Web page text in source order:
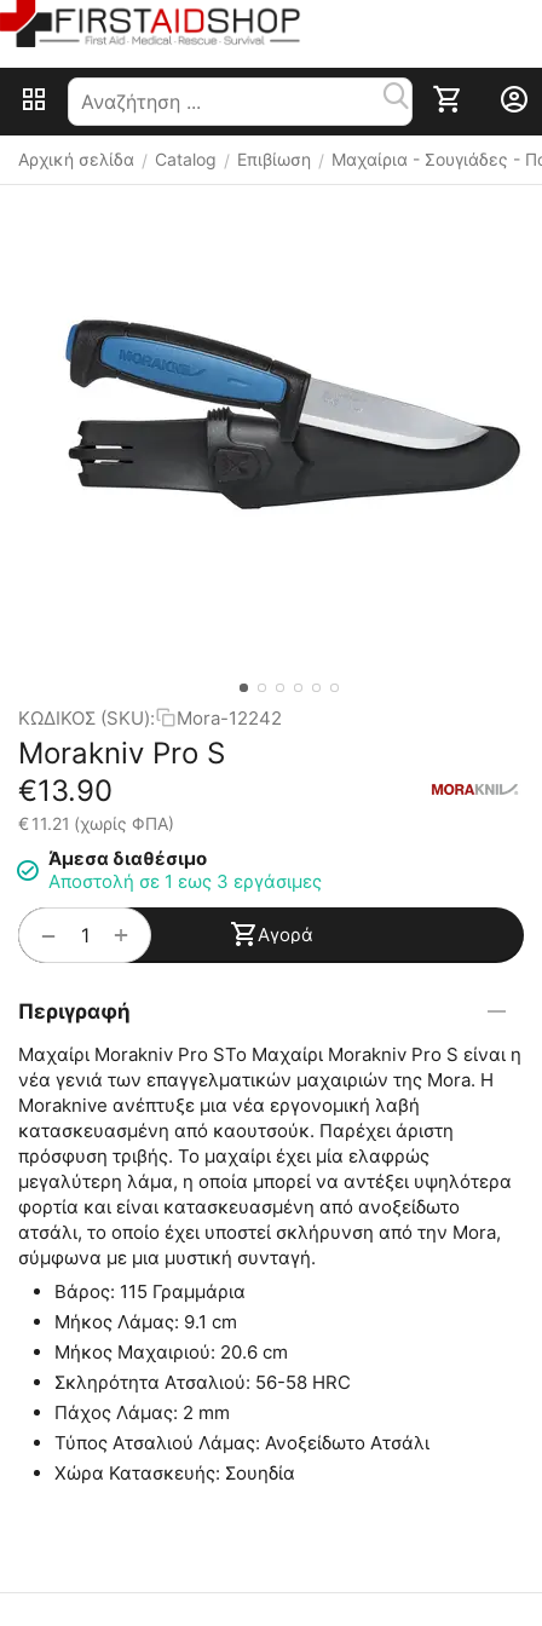
Αρχική σελίδα / Catalog / Επιβίωση / Μαχαίρια - Σουγιάδες -
ΚΩΔΙΚΟΣ (SKU): Mora-12242
Morakniv Pro S
€13.90
€11.21 (χωρίς ΦΠΑ)
Άμεσα διαθέσιμο
Αποστολή σε 1 εως 3 εργάσιμες
+
− Αγορά
Περιγραφή
Μαχαίρι Morakniv Pro SΤο Μαχαίρι Morakniv Pro S είναι η
νέα γενιά των επαγγελματικών μαχαιριών της Mora. Η
Moraknive ανέπτυξε μια νέα εργονομική λαβή
κατασκευασμένη από καουτσούκ. Παρέχει άριστη
πρόσφυση τριβής. Το μαχαίρι έχει μία ελαφρώς
μεγαλύτερη λάμα, η οποία μπορεί να αντέξει υψηλότερα
φορτία και είναι κατασκευασμένη από ανοξείδωτο
ατσάλι, το οποίο έχει υποστεί σκλήρυνση από την Mora,
σύμφωνα με μια μυστική συνταγή.
Βάρος: 115 Γραμμάρια
Μήκος Λάμας: 9.1 cm
Μήκος Μαχαιριού: 20.6 cm
Σκληρότητα Ατσαλιού: 56-58 HRC
Πάχος Λάμας: 2 mm
Τύπος Ατσαλιού Λάμας: Ανοξείδωτο Ατσάλι
Χώρα Κατασκευής: Σουηδία